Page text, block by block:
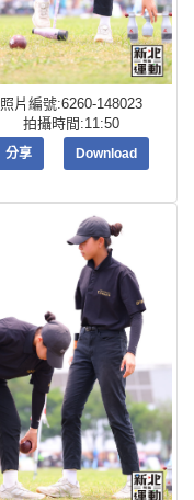
照片編號:6260-148023
拍攝時間:11:50
分享 Download